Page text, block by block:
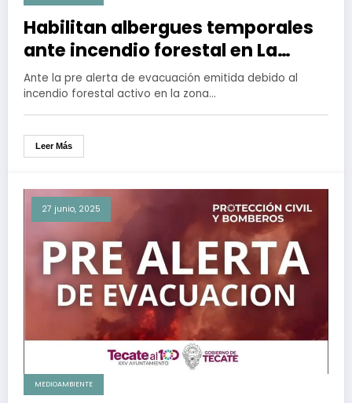
Habilitan albergues temporales
ante incendio forestal en La
Rumorosa
Ante la pre alerta de evacuación emitida debido al
incendio forestal activo en la zona…
Leer Más
27 junio, 2025
MEDIOAMBIENTE